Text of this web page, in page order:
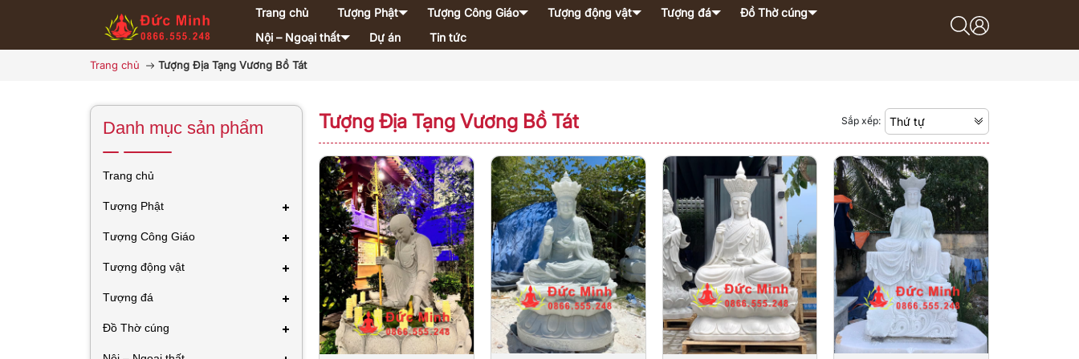
Trang chủ Tượng Phật Tượng Công Giáo Tượng động vật Tượng đá
Đồ Thờ cúng
Nội – Ngoại thất
Dự án Tin tức
Trang chủ Tượng Địa Tạng Vương Bồ Tát
Danh mục sản phẩm
Trang chủ
Tượng Phật
Tượng Công Giáo
Tượng động vật
Tượng đá
Đồ Thờ cúng
Tượng Địa Tạng Vương Bồ Tát Sắp xếp: Thứ tự